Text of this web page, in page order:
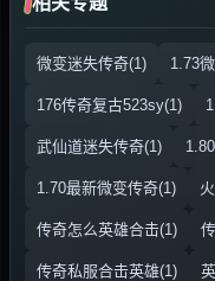
微变迷失传奇(1) 1.73
176传奇复古523sy(1)
武仙道迷失传奇(1)
1.70最新微变传奇(1)
传奇怎么英雄合击(1)
传奇私服合击英雄(1)